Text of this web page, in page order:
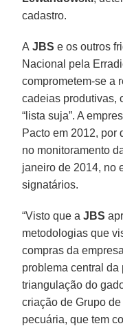
cadastro.
A JBS e os outros
Nacional pela
comprometem-se a
cadeias produtivas,
“lista suja”. A
Pacto em 2012, por
no monitoramento
janeiro de 2014, no
signatários.
“Visto que aJBS
metodologias que
compras da
problema central
triangulação do
criação de Grupo
pecuária, que tem